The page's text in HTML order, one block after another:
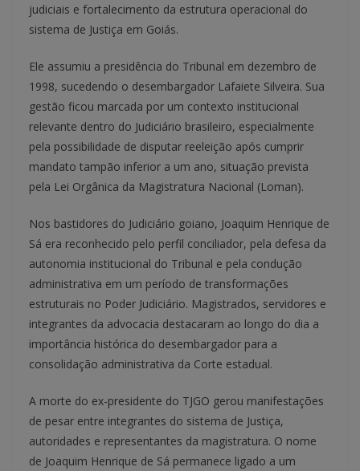
judiciais e fortalecimento da estrutura operacional do
sistema de Justiça em Goiás.
Ele assumiu a presidência do Tribunal em dezembro de
1998, sucedendo o desembargador Lafaiete Silveira. Sua
gestão ficou marcada por um contexto institucional
relevante dentro do Judiciário brasileiro, especialmente
pela possibilidade de disputar reeleição após cumprir
mandato tampão inferior a um ano, situação prevista
pela Lei Orgânica da Magistratura Nacional (Loman).
Nos bastidores do Judiciário goiano, Joaquim Henrique de
Sá era reconhecido pelo perfil conciliador, pela defesa da
autonomia institucional do Tribunal e pela condução
administrativa em um período de transformações
estruturais no Poder Judiciário. Magistrados, servidores e
integrantes da advocacia destacaram ao longo do dia a
importância histórica do desembargador para a
consolidação administrativa da Corte estadual.
A morte do ex-presidente do TJGO gerou manifestações
de pesar entre integrantes do sistema de Justiça,
autoridades e representantes da magistratura. O nome
de Joaquim Henrique de Sá permanece ligado a um